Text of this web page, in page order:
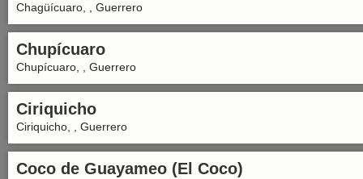
Chagüícuaro, , Guerrero
Chupícuaro
Chupícuaro, , Guerrero
Ciriquicho
Ciriquicho, , Guerrero
Coco de Guayameo (El Coco)